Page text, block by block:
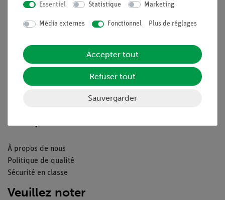
Mentions légales
Service
Aperçu du service
Téléchargements
Catalogue
À propos de nous
Politique de qualité
Sécurité en classe
Veuillez noter
Essentiel Statistique Marketing
Média externes Fonctionnel Plus de réglages
Accepter tout
Refuser tout
Sauvergarder